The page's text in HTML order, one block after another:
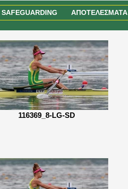
SAFEGUARDING ΑΠΟΤΕΛΕΣΜΑΤΑ
116369_8-LG-SD